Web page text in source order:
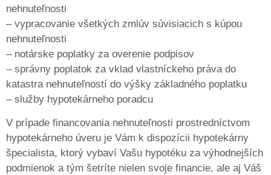
nehnuteľnosti
– vypracovanie všetkých zmlúv súvisiacich s kúpou
nehnuteľnosti
– notárske poplatky za overenie podpisov
– správny poplatok za vklad vlastníckeho práva do
katastra nehnuteľností do výšky základného poplatku
– služby hypotekárneho poradcu
V prípade financovania nehnuteľnosti prostredníctvom
hypotekárneho úveru je Vám k dispozícii hypotekárny
špecialista, ktorý vybaví Vašu hypotéku za výhodnejších
podmienok a tým šetríte nielen svoje financie, ale aj Váš